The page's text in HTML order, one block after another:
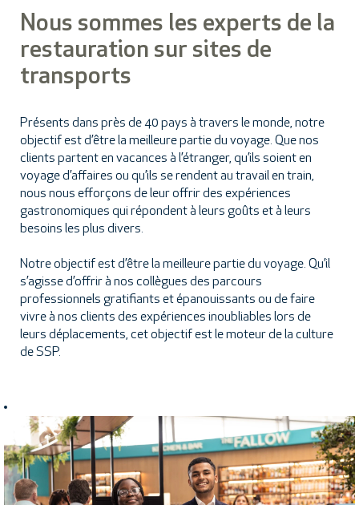
Nous sommes les experts de la
restauration sur sites de
transports
Présents dans près de 40 pays à travers le monde, notre
objectif est d’être la meilleure partie du voyage. Que nos
clients partent en vacances à l’étranger, qu’ils soient en
voyage d’affaires ou qu’ils se rendent au travail en train,
nous nous efforçons de leur offrir des expériences
gastronomiques qui répondent à leurs goûts et à leurs
besoins les plus divers.
Notre objectif est d’être la meilleure partie du voyage. Qu’il
s’agisse d’offrir à nos collègues des parcours
professionnels gratifiants et épanouissants ou de faire
vivre à nos clients des expériences inoubliables lors de
leurs déplacements, cet objectif est le moteur de la culture
de SSP.